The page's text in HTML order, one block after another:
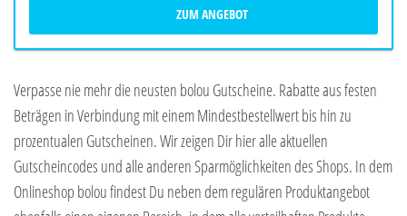
ZUM ANGEBOT
Verpasse nie mehr die neusten bolou Gutscheine. Rabatte aus festen
Beträgen in Verbindung mit einem Mindestbestellwert bis hin zu
prozentualen Gutscheinen. Wir zeigen Dir hier alle aktuellen
Gutscheincodes und alle anderen Sparmöglichkeiten des Shops. In dem
Onlineshop bolou findest Du neben dem regulären Produktangebot